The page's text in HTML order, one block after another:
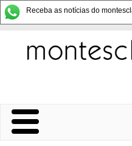
Receba as notícias do